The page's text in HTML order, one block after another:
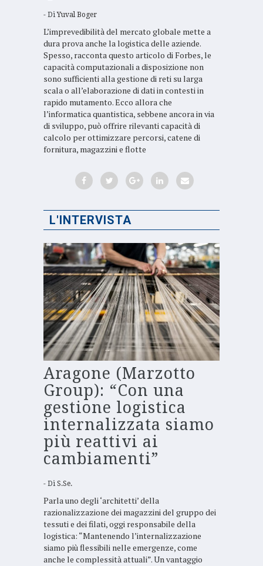
DiYuval Boger
L’imprevedibilità del mercato globale mette a
dura prova anche la logistica delle aziende.
Spesso, racconta questo articolo di Forbes, le
capacità computazionali a disposizione non
sono sufficienti alla gestione di reti su larga
scala o all’elaborazione di dati in contesti in
rapido mutamento. Ecco allora che
l’informatica quantistica, sebbene ancora in via
di sviluppo, può offrire rilevanti capacità di
calcolo per ottimizzare percorsi, catene di
fornitura, magazzini e flotte
L'INTERVISTA
Aragone (Marzotto
Group): “Con una
gestione logistica
internalizzata siamo
più reattivi ai
cambiamenti”
Di S.Se.
Parla uno degli ‘architetti’ della
razionalizzazione dei magazzini del gruppo dei
tessuti e dei filati, oggi responsabile della
logistica: “Mantenendo l’internalizzazione
siamo più flessibili nelle emergenze, come
anche le complessità attuali”. Un vantaggio